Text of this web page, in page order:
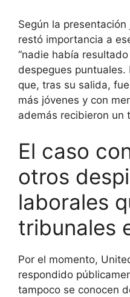
Según la
restó importancia a
“nadie había
despegues
que, tras su salida,
más jóvenes y con
además recibieron un
El caso
otros
laborales
tribunales
Por el momento,
respondido
tampoco se conocen